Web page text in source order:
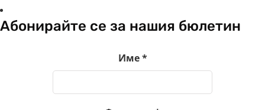
Абонирайте се за нашия бюлетин
Име*